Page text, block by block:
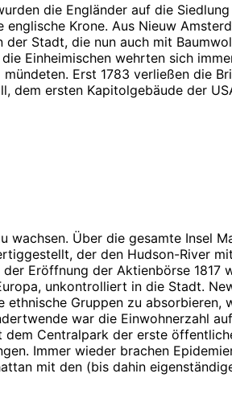
die Engländer auf die
Krone. Aus Nieuw
Stadt, die nun auch mit
Einheimischen wehrten sich
Erst 1783 verließen die
dem ersten Kapitolgebäude der
Über die gesamte Insel
der den Hudson-River
Eröffnung der Aktienbörse
unkontrolliert in die Stadt.
Gruppen zu
war die Einwohnerzahl
Centralpark der erste
Immer wieder brachen
mit den (bis dahin